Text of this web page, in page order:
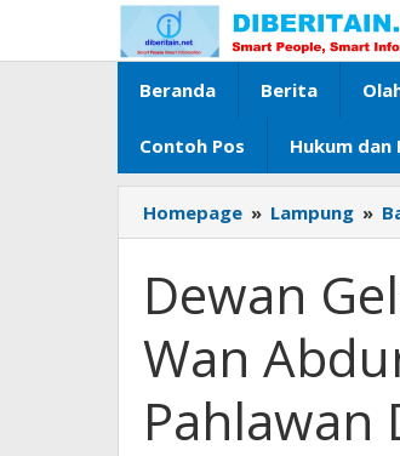
konten
Beranda Berita
Contoh Pos Hukum dan
Homepage » Lampung »
Dewan
Wan
Pahlawan